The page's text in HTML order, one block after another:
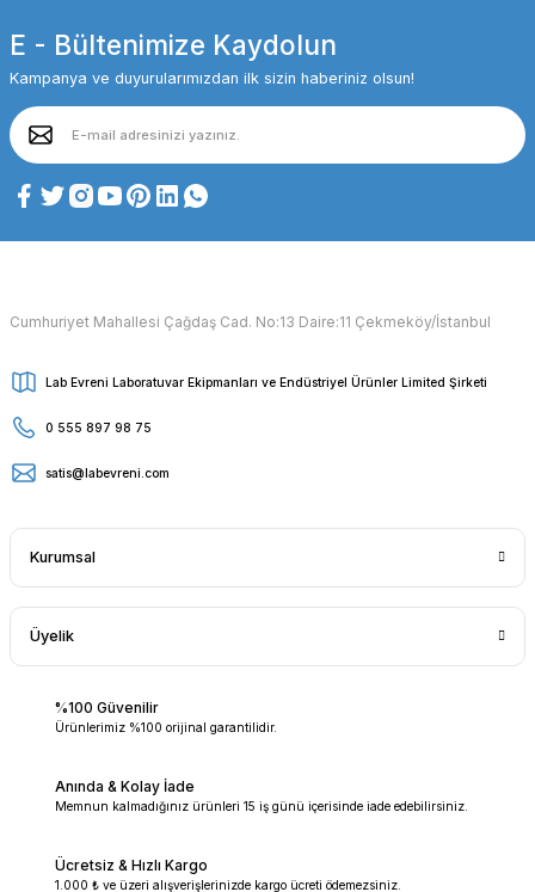
E - Bültenimize Kaydolun
Kampanya ve duyurularımızdan ilk sizin haberiniz olsun!
Cumhuriyet Mahallesi Çağdaş Cad. No:13 Daire:11 Çekmeköy/İstanbul
Lab Evreni Laboratuvar Ekipmanları ve Endüstriyel Ürünler Limited Şirketi
0 555 897 98 75
satis@labevreni.com
Kurumsal
Üyelik
%100 Güvenilir
Ürünlerimiz %100 orijinal garantilidir.
Anında & Kolay İade
Memnun kalmadığınız ürünleri 15 iş günü içerisinde iade edebilirsiniz.
Ücretsiz & Hızlı Kargo
1.000 ₺ ve üzeri alışverişlerinizde kargo ücreti ödemezsiniz.